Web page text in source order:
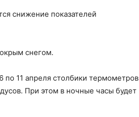
снижение показателей
снегом.
по 11 апреля столбики термометров
При этом в ночные часы будет